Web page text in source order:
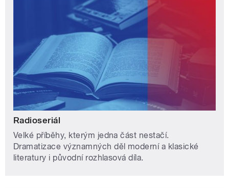
Radioseriál
Velké příběhy, kterým jedna část nestačí.
Dramatizace významných děl moderní a klasické
literatury i původní rozhlasová díla.